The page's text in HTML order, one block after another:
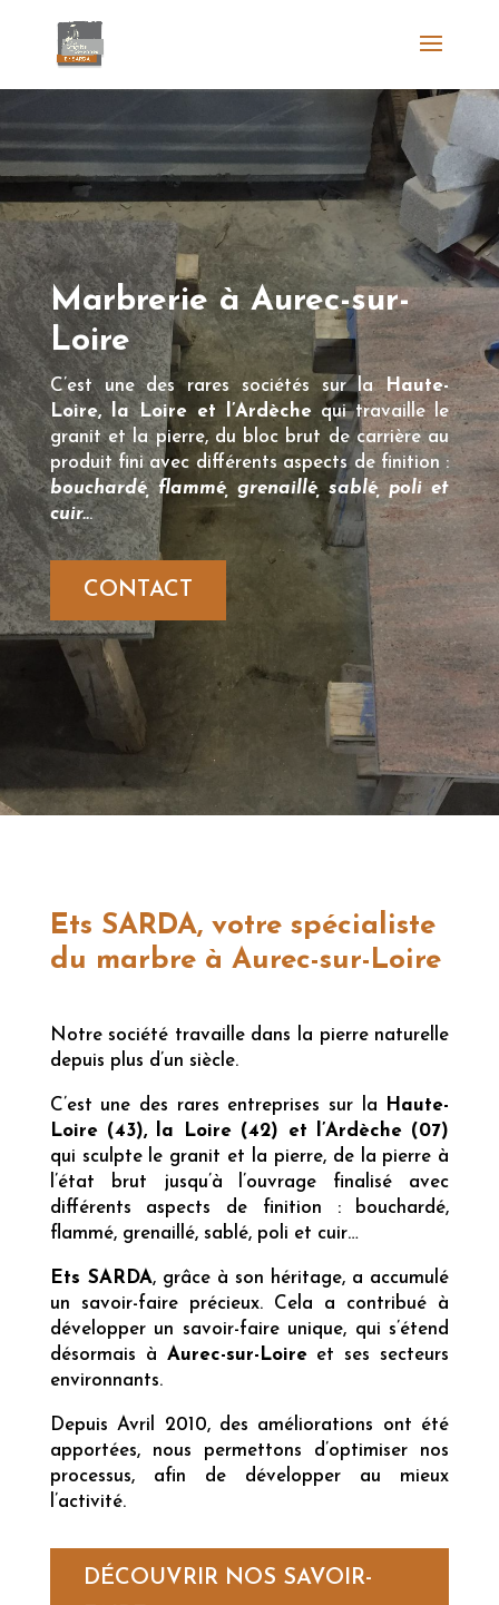
Marbrerie à Aurec-sur-
Loire
C’est une des rares sociétés sur la Haute-
Loire, la Loire et l’Ardèche qui travaille le
granit et la pierre, du bloc brut de carrière au
produit fini avec différents aspects de finition :
bouchardé, flammé, grenaillé, sablé, poli et
cuir...
CONTACT
Ets SARDA, votre spécialiste
du marbre à Aurec-sur-Loire
Notre société travaille dans la pierre naturelle
depuis plus d’un siècle.
C’est une des rares entreprises sur la
Haute-
Loire (43), la Loire (42) et l’Ardèche (07)
qui sculpte le granit et la pierre, de la pierre à
l’état brut jusqu’à l’ouvrage finalisé avec
différents aspects de finition : bouchardé,
flammé, grenaillé, sablé, poli et cuir…
Ets SARDA, grâce à son héritage, a accumulé
un savoir-faire précieux. Cela a contribué à
développer un savoir-faire unique, qui s’étend
désormais à Aurec-sur-Loireet ses secteurs
environnants.
Depuis Avril 2010, des améliorations ont été
apportées, nous permettons d’optimiser nos
processus, afin de développer au mieux
l’activité.
DÉCOUVRIR NOS SAVOIR-